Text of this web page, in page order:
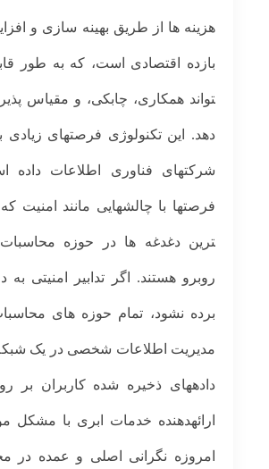
هزینه ها از طریق بهینه سازی و
بازده اقتصادی است، که به طور
تواند همکاری، چابکی، و مقیاس
دهد. این تکنولوژی فرصتهای زیادی
شرکتهای فناوری اطلاعات داده
فرصتها با چالشهایی مانند امنیت
ترین دغدغه ها در حوزه
روبرو هستند. اگر تدابیر امنیتی به
برده نشود، تمام حوزه های
مدیریت اطلاعات شخصی در یک
داده­های ذخیره شده کاربران بر
ارائه­د­هنده خدمات ابری با مشکل
امروزه نگرانی اصلی و عمده در